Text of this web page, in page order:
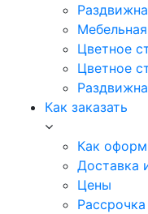
Цветное
Цветное
Как заказать
Как
Доставка
Цены
Рассрочка